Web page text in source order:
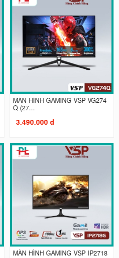
MÀN HÌNH GAMING VSP VG274
Q (27...
3.490.000 đ
MÀN HÌNH GAMING VSP IP2718